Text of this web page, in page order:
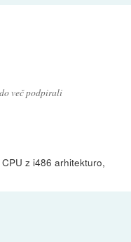
več podpirali
z i486 arhitekturo,